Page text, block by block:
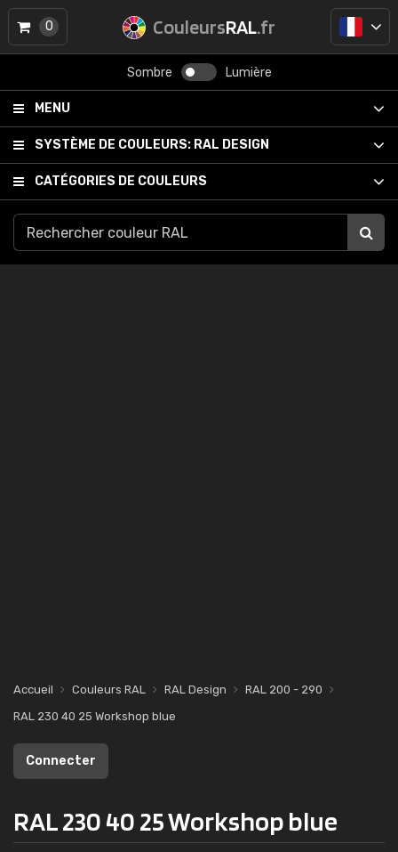
CouleursRAL.fr
Sombre Lumière
MENU
SYSTÈME DE COULEURS: RAL DESIGN
CATÉGORIES DE COULEURS
0
Accueil Couleurs RAL RAL Design
RAL 200 - 290
RAL 230 40 25 Workshop blue
Connecter
RAL 230 40 25 Workshop blue